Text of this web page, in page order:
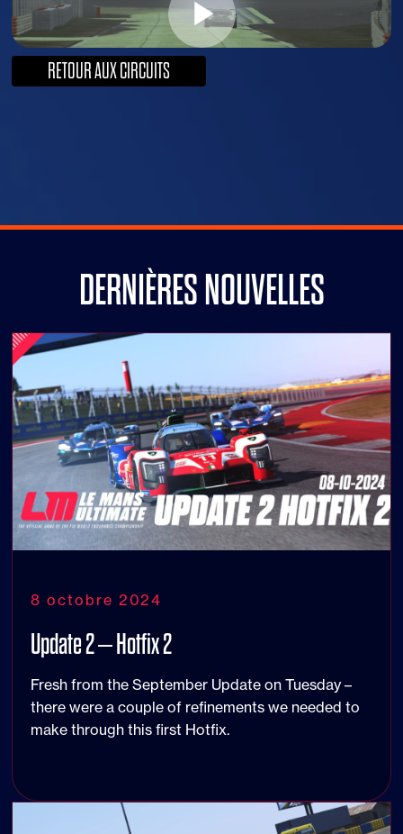
RETOUR AUX CIRCUITS
DERNIÈRES NOUVELLES
8 octobre 2024
Update 2 – Hotfix 2
Fresh from the September Update on Tuesday –
there were a couple of refinements we needed to
make through this first Hotfix.